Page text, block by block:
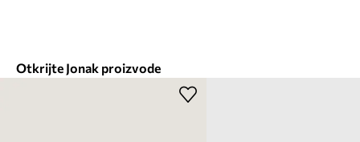
Otkrijte Jonak proizvode